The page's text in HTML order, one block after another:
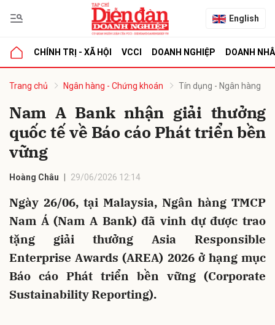
English
CHÍNH TRỊ - XÃ HỘI VCCI DOANH NGHIỆP DOANH
Trang chủ Ngân hàng - Chứng khoán Tín dụng - Ngân hàng
Nam A Bank nhận giải thưởng
quốc tế về Báo cáo Phát triển bền
vững
Hoàng Châu 29/06/2026 12:14
Ngày 26/06, tại Malaysia, Ngân hàng TMCP
Nam Á (Nam A Bank) đã vinh dự được trao
tặng giải thưởng Asia Responsible
Enterprise Awards (AREA) 2026 ở hạng mục
Báo cáo Phát triển bền vững (Corporate
Sustainability Reporting).
luận
Hủy